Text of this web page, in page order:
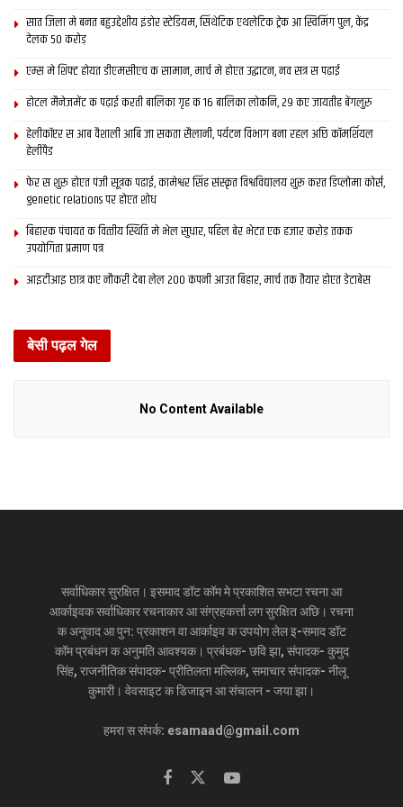
Tags: AIIMS dmch
सात जिला मे बनत बहुउद्देशीय इंडोर स्‍टेडि‍यम, सिंथेटिक एथलेटिक ट्रेक आ स्विमिंग पुल, केंद्र
देलक 50 करोड़
एम्स मे शिफ्ट होयत डीएमसीएच क सामान, मार्च मे होएत उद्घाटन, नव सत्र स पढाई
होटल मैनेजमेंट क पढ़ाई करती बालिका गृह क 16 बालिका लोकनि, 29 कए जायतीह बेंगलुरु
हेलीकॉप्टर स आब वैशाली आबि जा सकता सैलानी, पर्यटन विभाग बना रहल अछि कॉमर्शियल
हेलीपैड
फेर स शुरू होएत पंजी सूत्रक पढाई, कामेश्वर सिंह संस्कृत विश्वविद्यालय शुरू करत डिप्लोमा कोर्स,
genetic relations पर होएत शोध
बिहारक पंचायत क वित्‍तीय स्थिति मे भेल सुधार, पहिल बेर भेटत एक हजार करोड़ तकक
उपयोगिता प्रमाण पत्र
आइटीआइ छात्र कए नौकरी देबा लेल 200 कंपनी आउत बिहार, मार्च तक तैयार होएत डेटाबेस
बेसी पढ़ल गेल
No Content Available
सर्वाधिकार सुरक्षित। इसमाद डॉट कॉम मे प्रकाशित सभटा रचना आ
आर्काइवक सर्वाधिकार रचनाकार आ संग्रहकर्त्ता लग सुरक्षित अछि। रचना
क अनुवाद आ पुन: प्रकाशन वा आर्काइव क उपयोग लेल इ-समाद डॉट
कॉम प्रबंधन क अनुमति आवश्यक। प्रबंधक- छवि झा, संपादक- कुमुद
सिंह, राजनीतिक संपादक- प्रीतिलता मल्लिक, समाचार संपादक- नीलू
कुमारी। वेवसाइट क डिजाइन आ संचालन - जया झा।
हमरा स संपर्क: esamaad@gmail.com